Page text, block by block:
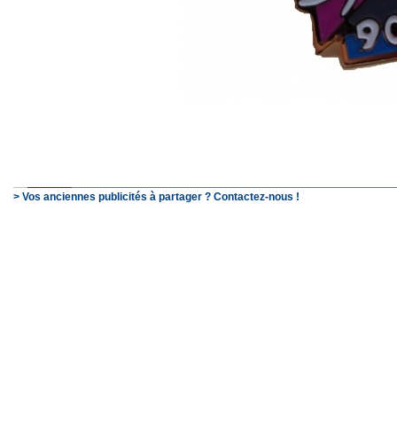
> Vos anciennes publicités à partager ? Contactez-nous !